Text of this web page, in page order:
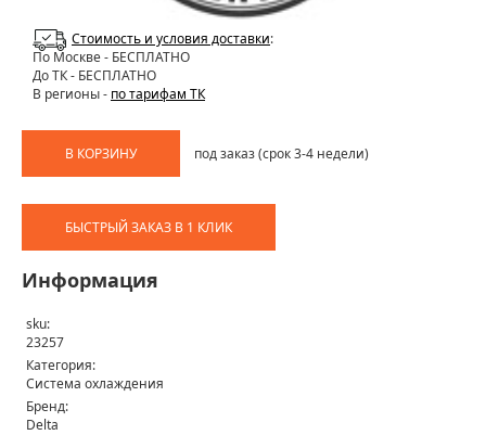
Стоимость и условия доставки:
По Москве- БЕСПЛАТНО
До ТК - БЕСПЛАТНО
В регионы - по тарифам ТК
В КОРЗИНУ под заказ (срок 3-4 недели)
БЫСТРЫЙ ЗАКАЗ В 1 КЛИК
Информация
sku:
23257
Категория:
Система охлаждения
Бренд:
Delta